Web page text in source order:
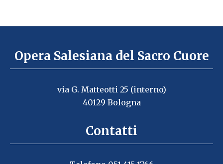
Opera Salesiana del Sacro Cuore
via G. Matteotti 25 (interno)
40129 Bologna
Contatti